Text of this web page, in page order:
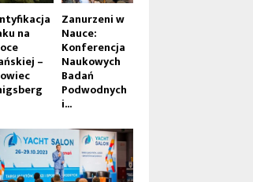
na
–
Zanurzeni w
Nauce:
Konferencja
Naukowych
Badań
Podwodnych
i...